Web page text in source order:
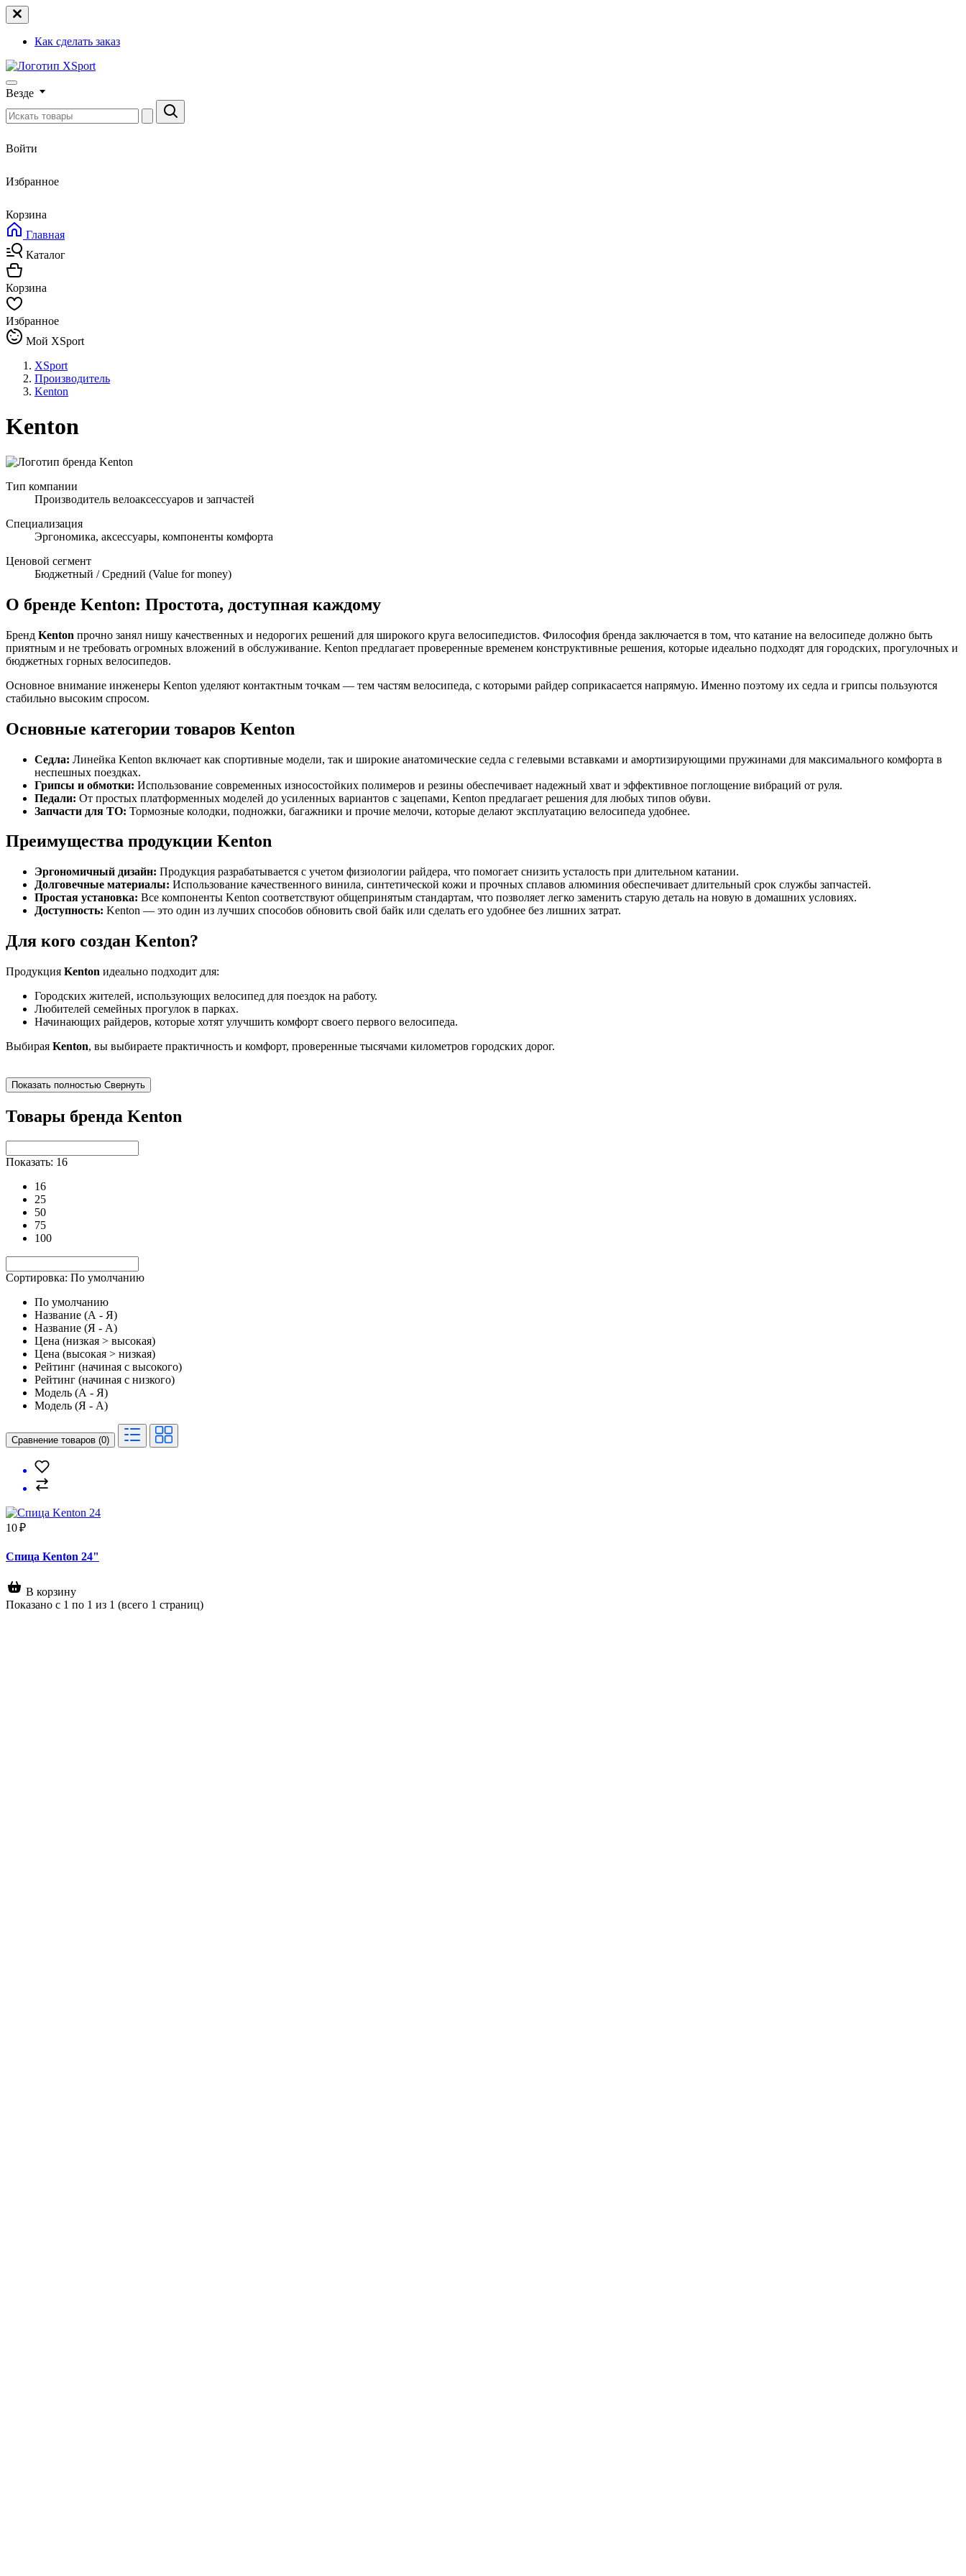
Как сделать заказ
Везде
Войти
Избранное
Корзина
Главная
Каталог
Корзина
Избранное
Мой XSport
XSport
Производитель
Kenton
Kenton
Тип компании
Производитель велоаксессуаров и запчастей
Специализация
Эргономика, аксессуары, компоненты комфорта
Ценовой сегмент
Бюджетный / Средний (Value for money)
О бренде Kenton: Простота, доступная каждому
Бренд Kenton прочно занял нишу качественных и недорогих решений для широкого круга велосипедистов. Философия бренда заключается в том, что катание на велосипеде должно быть
приятным и не требовать огромных вложений в обслуживание. Kenton предлагает проверенные временем конструктивные решения, которые идеально подходят для городских, прогулочных и
бюджетных горных велосипедов.
Основное внимание инженеры Kenton уделяют контактным точкам — тем частям велосипеда, с которыми райдер соприкасается напрямую. Именно поэтому их седла и грипсы пользуются
стабильно высоким спросом.
Основные категории товаров Kenton
Седла: Линейка Kenton включает как спортивные модели, так и широкие анатомические седла с гелевыми вставками и амортизирующими пружинами для максимального комфорта в
неспешных поездках.
Грипсы и обмотки: Использование современных износостойких полимеров и резины обеспечивает надежный хват и эффективное поглощение вибраций от руля.
Педали: От простых платформенных моделей до усиленных вариантов с зацепами, Kenton предлагает решения для любых типов обуви.
Запчасти для ТО: Тормозные колодки, подножки, багажники и прочие мелочи, которые делают эксплуатацию велосипеда удобнее.
Преимущества продукции Kenton
Эргономичный дизайн: Продукция разрабатывается с учетом физиологии райдера, что помогает снизить усталость при длительном катании.
Долговечные материалы: Использование качественного винила, синтетической кожи и прочных сплавов алюминия обеспечивает длительный срок службы запчастей.
Простая установка: Все компоненты Kenton соответствуют общепринятым стандартам, что позволяет легко заменить старую деталь на новую в домашних условиях.
Доступность: Kenton — это один из лучших способов обновить свой байк или сделать его удобнее без лишних затрат.
Для кого создан Kenton?
Продукция Kenton идеально подходит для:
Городских жителей, использующих велосипед для поездок на работу.
Любителей семейных прогулок в парках.
Начинающих райдеров, которые хотят улучшить комфорт своего первого велосипеда.
Выбирая Kenton, вы выбираете практичность и комфорт, проверенные тысячами километров городских дорог.
Показать полностью Свернуть
Товары бренда Kenton
Показать: 16
16
25
50
75
100
Сортировка: По умолчанию
По умолчанию
Название (А - Я)
Название (Я - А)
Цена (низкая > высокая)
Цена (высокая > низкая)
Рейтинг (начиная с высокого)
Рейтинг (начиная с низкого)
Модель (А - Я)
Модель (Я - А)
Сравнение товаров (0)
10 ₽
Спица Kenton 24"
В корзину
Показано с 1 по 1 из 1 (всего 1 страниц)